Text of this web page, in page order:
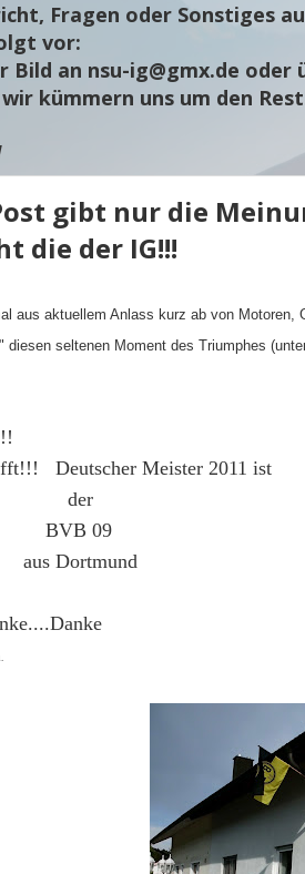
Fragen oder Sonstiges
vor:
Bild an nsu-ig@gmx.de oder
kümmern uns um den Rest
gibt nur die
die der IG!!!
aus aktuellem Anlass kurz ab von Motoren,
diesen seltenen Moment des Triumphes
Deutscher Meister 2011 ist
BVB 09